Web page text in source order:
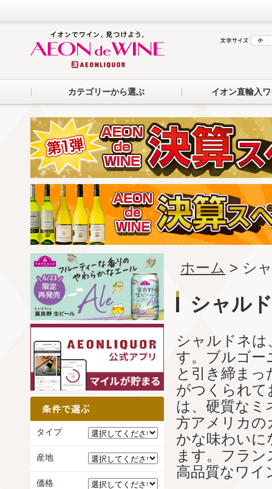
カテゴリーから選ぶ イオン直輸入
ホーム > シ
シャル
シャルドネ
す。ブルゴー
と引き締ま
がつくられて
は、硬質なミ
方アメリカの
かな味わいに
ます。フラ
高品質なワ
タイプ
産地
価格